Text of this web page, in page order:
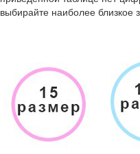
выбирайте наиболее близкое